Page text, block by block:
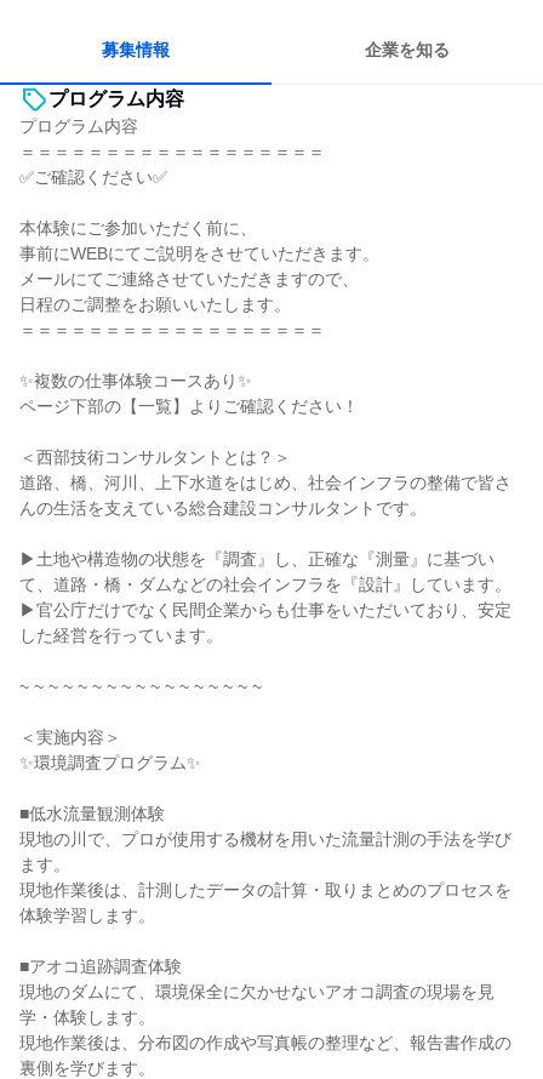
募集情報 企業を知る
プログラム内容
プログラム内容
＝＝＝＝＝＝＝＝＝＝＝＝＝＝＝＝＝＝
✅ご確認ください✅
本体験にご参加いただく前に、
事前にWEBにてご説明をさせていただきます。
メールにてご連絡させていただきますので、
日程のご調整をお願いいたします。
＝＝＝＝＝＝＝＝＝＝＝＝＝＝＝＝＝＝
✨複数の仕事体験コースあり✨
ページ下部の【一覧】よりご確認ください！
＜西部技術コンサルタントとは？＞
道路、橋、河川、上下水道をはじめ、社会インフラの整備で皆さ
んの生活を支えている総合建設コンサルタントです。
▶土地や構造物の状態を『調査』し、正確な『測量』に基づい
て、道路・橋・ダムなどの社会インフラを『設計』しています。
▶官公庁だけでなく民間企業からも仕事をいただいており、安定
した経営を行っています。
~ ~ ~ ~ ~ ~ ~ ~ ~ ~ ~ ~ ~ ~ ~ ~ ~
＜実施内容＞
✨環境調査プログラム✨
■低水流量観測体験
現地の川で、プロが使用する機材を用いた流量計測の手法を学び
ます。
現地作業後は、計測したデータの計算・取りまとめのプロセスを
体験学習します。
■アオコ追跡調査体験
現地のダムにて、環境保全に欠かせないアオコ調査の現場を見
学・体験します。
現地作業後は、分布図の作成や写真帳の整理など、報告書作成の
裏側を学びます。